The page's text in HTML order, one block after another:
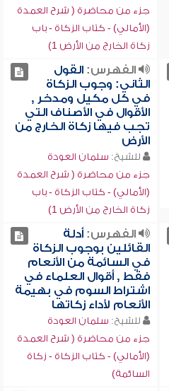
جزء من محاضرة ( شرح العمدة
(الأمالي) - كتاب الزكاة - باب
زكاة الخارج من الأرض 1)
الفهرس:القول
الثاني: وجوب الزكاة
في كل مكيل ومدخر ,
الأقوال في الأصناف التي
تجب فيها زكاة الخارج من
الأرض
للشيخ: سلمان العودة
جزء من محاضرة ( شرح العمدة
(الأمالي) - كتاب الزكاة - باب
زكاة الخارج من الأرض 1)
الفهرس:أدلة
القائلين بوجوب الزكاة
في السائمة من الأنعام
فقط , أقوال العلماء في
اشتراط السوم في بهيمة
الأنعام لأداء زكاتها
للشيخ: سلمان العودة
جزء من محاضرة ( شرح العمدة
(الأمالي) - كتاب الزكاة - زكاة
السائمة)